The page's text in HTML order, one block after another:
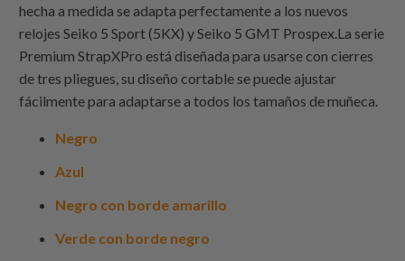
hecha a medida se adapta perfectamente a los nuevos
relojes Seiko 5 Sport (5KX) y Seiko 5 GMT Prospex.La serie
Premium StrapXPro está diseñada para usarse con cierres
de tres pliegues, su diseño cortable se puede ajustar
fácilmente para adaptarse a todos los tamaños de muñeca.
Negro
Azul
Negro con borde amarillo
Verde con borde negro